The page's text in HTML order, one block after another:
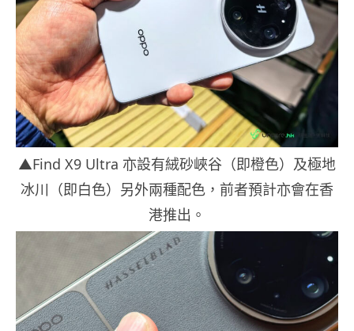
▲Find X9 Ultra 亦設有絨砂峽谷（即橙色）及極地
冰川（即白色）另外兩種配色，前者預計亦會在香
港推出。